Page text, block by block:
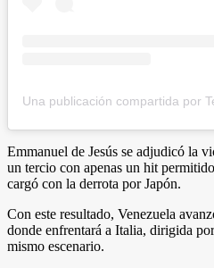
Emmanuel de Jesús se adjudicó la
un tercio con apenas un hit
cargó con la derrota por Japón.
Con este resultado, Venezuela
donde enfrentará a Italia, dirigida
mismo escenario.